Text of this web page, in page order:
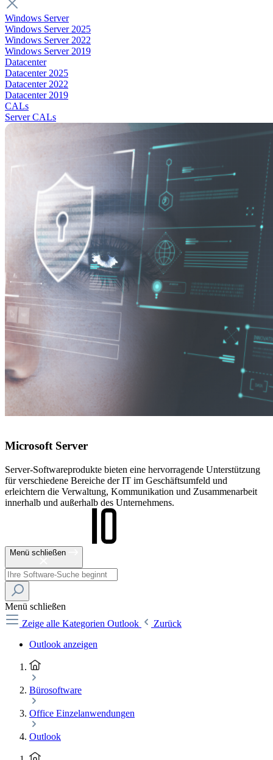
Windows Server
Windows Server 2025
Windows Server 2022
Windows Server 2019
Datacenter
Datacenter 2025
Datacenter 2022
Datacenter 2019
CALs
Server CALs
Microsoft Server
Server-Softwareprodukte bieten eine hervorragende Unterstützung
für verschiedene Bereiche der IT im Geschäftsumfeld und
erleichtern die Verwaltung, Kommunikation und Zusammenarbeit
innerhalb und außerhalb des Unternehmens.
Menü schließen
Menü schließen
Zeige alle Kategorien Outlook
Zurück
Outlook anzeigen
Bürosoftware
Office Einzelanwendungen
Outlook